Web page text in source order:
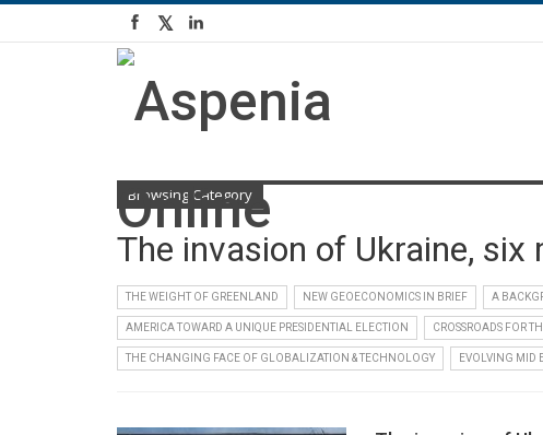
Browsing Category
The invasion of Ukraine, six
THE WEIGHT OF GREENLAND NEW GEOECONOMICS IN BRIEF A
AMERICA TOWARD A UNIQUE PRESIDENTIAL ELECTION CROSSROADS FOR
THE CHANGING FACE OF GLOBALIZATION & TECHNOLOGY EVOLVING MID